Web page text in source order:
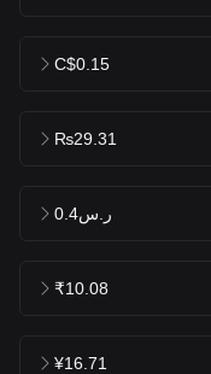
C$0.15
₨29.31
ر.س0.4
₹10.08
¥16.71